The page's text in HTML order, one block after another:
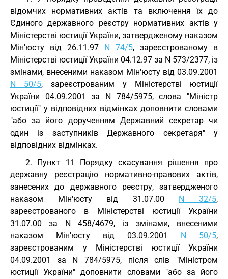
відомчих нормативних актів та включення їх до
Єдиного державного реєстру нормативних актів у
Міністерстві юстиції України, затвердженому наказом
Мін'юсту від 26.11.97 N 74/5, зареєстрованому в
Міністерстві юстиції України 04.12.97 за N 573/2377, із
змінами, внесеними наказом Мін'юсту від 03.09.2001
N 50/5, зареєстрованим у Міністерстві юстиції
України 04.09.2001 за N 784/5975, слова "Міністр
юстиції" у відповідних відмінках доповнити словами
"або за його дорученням Державний секретар чи
один із заступників Державного секретаря" у
відповідних відмінках.
2. Пункт 11 Порядку скасування рішення про
державну реєстрацію нормативно-правових актів,
занесених до державного реєстру, затвердженого
наказом Мін'юсту від 31.07.00 N 32/5,
зареєстрованого в Міністерстві юстиції України
31.07.00 за N 458/4679, із змінами, внесеними
наказом Мін'юсту від 03.09.2001 N 50/5,
зареєстрованим у Міністерстві юстиції України
04.09.2001 за N 784/5975, після слів "Міністром
юстиції України" доповнити словами "або за його